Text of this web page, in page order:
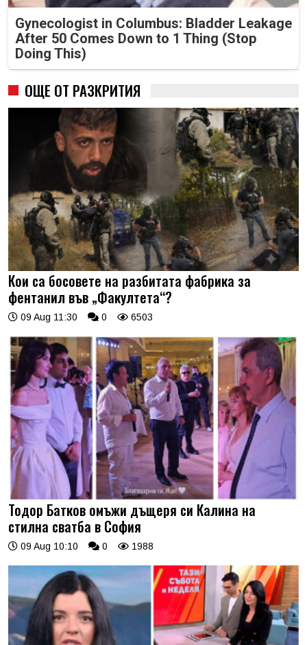
Gynecologist in Columbus: Bladder Leakage
After 50 Comes Down to 1 Thing (Stop
Doing This)
ОЩЕ ОТ РАЗКРИТИЯ
Кои са босовете на разбитата фабрика за
фентанил във „Факултета“?
09 Aug 11:30 0 6503
Тодор Батков омъжи дъщеря си Калина на
стилна сватба в София
09 Aug 10:10 0 1988